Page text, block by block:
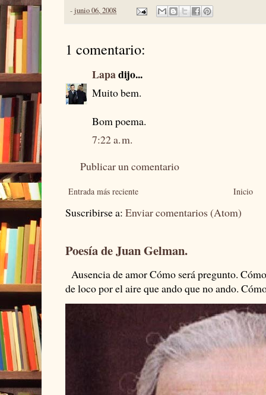
-junio 06, 2008
1 comentario:
Lapadijo...
Muito bem.
Bom poema.
7:22 a. m.
Publicar un comentario
Entrada más reciente Inicio
Suscribirse a: Enviar comentarios (Atom)
Poesía de Juan Gelman.
Ausencia de amor Cómo será pregunto.
de loco por el aire que ando que no ando.